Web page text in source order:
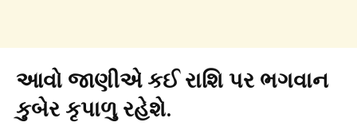
આવો જાણીએ કઈ રાશિ પર ભગવાન
કુબેર કૃપાળુ રહેશે.